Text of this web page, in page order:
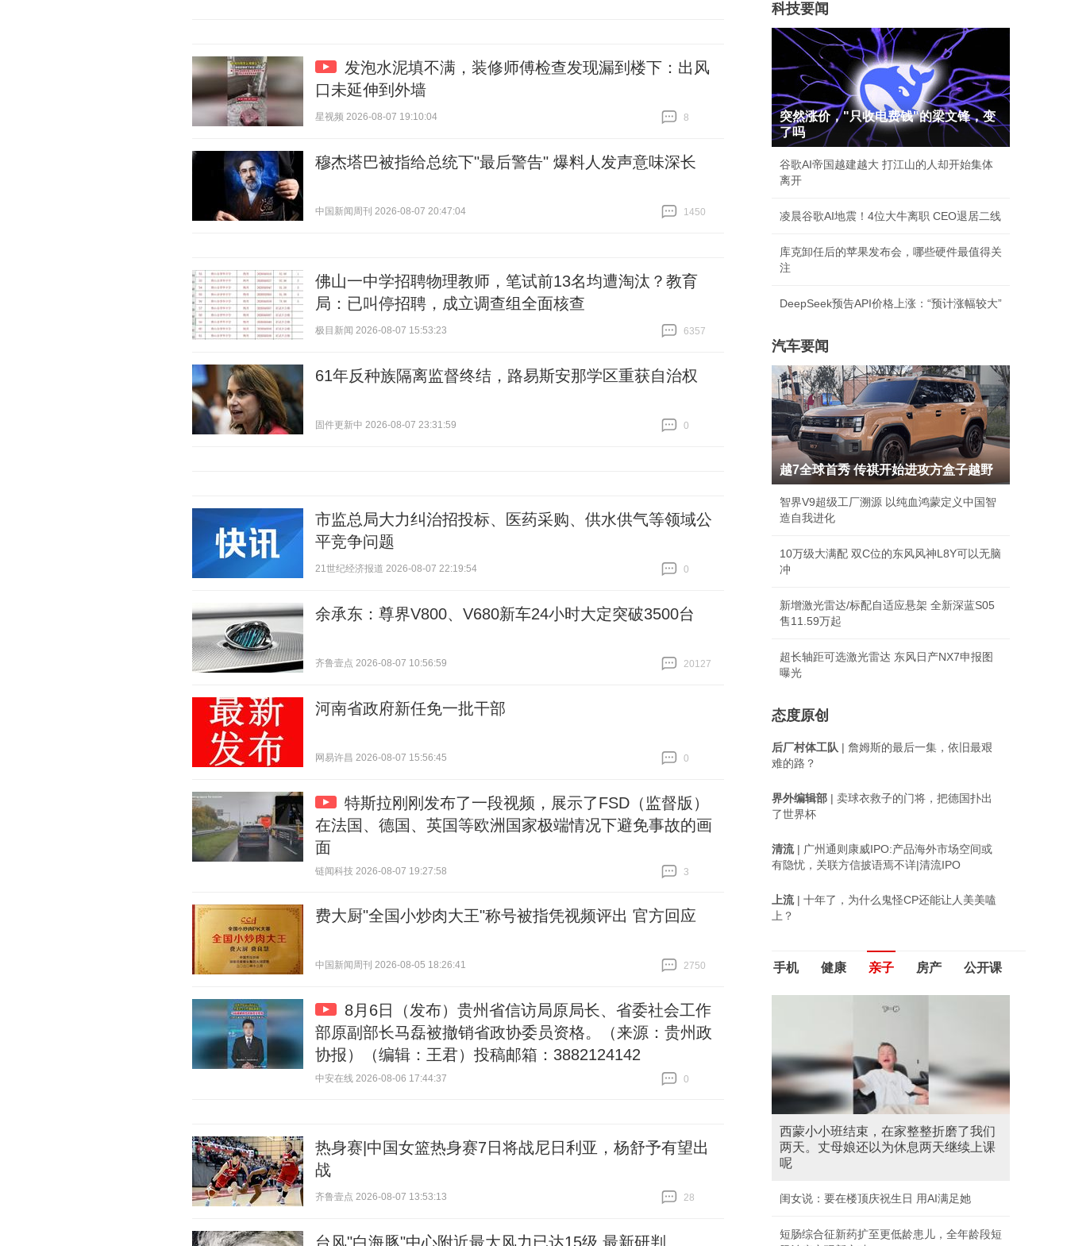
发泡水泥填不满，装修师傅检查发现漏到楼下：出风
口未延伸到外墙
星视频 2026-08-07 19:10:04
8
穆杰塔巴被指给总统下"最后警告" 爆料人发声意味深长
中国新闻周刊 2026-08-07 20:47:04
1450
佛山一中学招聘物理教师，笔试前13名均遭淘汰？教育
局：已叫停招聘，成立调查组全面核查
极目新闻 2026-08-07 15:53:23
6357
61年反种族隔离监督终结，路易斯安那学区重获自治权
固件更新中 2026-08-07 23:31:59
0
市监总局大力纠治招投标、医药采购、供水供气等领域公
平竞争问题
21世纪经济报道 2026-08-07 22:19:54
0
余承东：尊界V800、V680新车24小时大定突破3500台
齐鲁壹点 2026-08-07 10:56:59
20127
河南省政府新任免一批干部
网易许昌 2026-08-07 15:56:45
0
特斯拉刚刚发布了一段视频，展示了FSD（监督版）
在法国、德国、英国等欧洲国家极端情况下避免事故的画
面
链闻科技 2026-08-07 19:27:58
3
费大厨"全国小炒肉大王"称号被指凭视频评出 官方回应
中国新闻周刊 2026-08-05 18:26:41
2750
8月6日（发布）贵州省信访局原局长、省委社会工作
部原副部长马磊被撤销省政协委员资格。（来源：贵州政
协报）（编辑：王君）投稿邮箱：3882124142
中安在线 2026-08-06 17:44:37
0
热身赛|中国女篮热身赛7日将战尼日利亚，杨舒予有望出
战
齐鲁壹点 2026-08-07 13:53:13
28
台风"白海豚"中心附近最大风力已达15级 最新研判
科技要闻
突然涨价，"只收电费钱"的梁文锋，变
了吗
谷歌AI帝国越建越大 打江山的人却开始集体
离开
凌晨谷歌AI地震！4位大牛离职 CEO退居二线
库克卸任后的苹果发布会，哪些硬件最值得关
注
DeepSeek预告API价格上涨：“预计涨幅较大”
汽车要闻
越7全球首秀 传祺开始进攻方盒子越野
智界V9超级工厂溯源 以纯血鸿蒙定义中国智
造自我进化
10万级大满配 双C位的东风风神L8Y可以无脑
冲
新增激光雷达/标配自适应悬架 全新深蓝S05
售11.59万起
超长轴距可选激光雷达 东风日产NX7申报图
曝光
态度原创
后厂村体工队 | 詹姆斯的最后一集，依旧最艰
难的路？
界外编辑部 | 卖球衣救子的门将，把德国扑出
了世界杯
清流| 广州通则康威IPO:产品海外市场空间或
有隐忧，关联方信披语焉不详|清流IPO
上流| 十年了，为什么鬼怪CP还能让人美美嗑
上？
手机 健康 亲子 房产 公开课
西蒙小小班结束，在家整整折磨了我们
两天。丈母娘还以为休息两天继续上课
呢
闺女说：要在楼顶庆祝生日 用AI满足她
短肠综合征新药扩至更低龄患儿，全年龄段短